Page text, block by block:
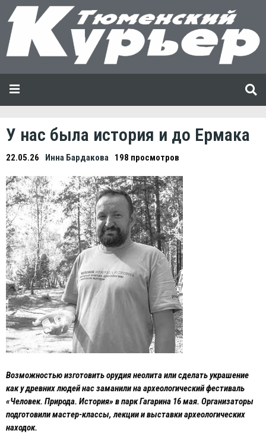
У нас была история и до Ермака
22.05.26 Инна Бардакова 198 просмотров
Возможностью изготовить орудия неолита или сделать украшение
как у древних людей нас заманили на археологический фестиваль
«Человек. Природа. История» в парк Гагарина 16 мая. Организаторы
подготовили мастер-классы, лекции и выставки археологических
находок.